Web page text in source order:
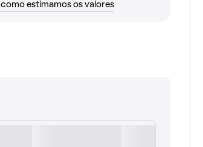
como estimamos os valores